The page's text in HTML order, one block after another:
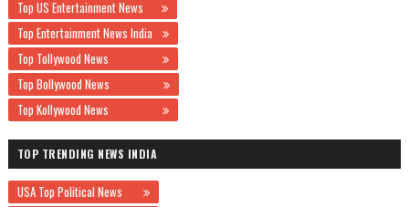
Top US Entertainment News
Top Entertainment News India
Top Tollywood News
Top Bollywood News
Top Kollywood News
TOP TRENDING NEWS INDIA
USA Top Political News